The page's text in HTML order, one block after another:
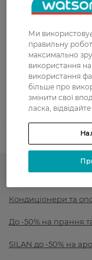
Оплата
Оплата
Післяоплата
Кондиціонери та
До -50% на прання
SILAN до -50% на
Ми
правильну
максимально
використання
використання
більше про
змінити свої
ласка,